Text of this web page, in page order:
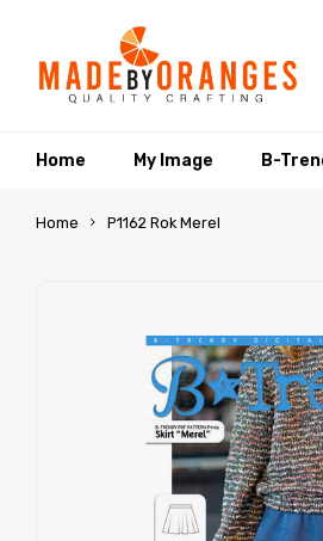
Home My Image B-
Home P1162 Rok Merel